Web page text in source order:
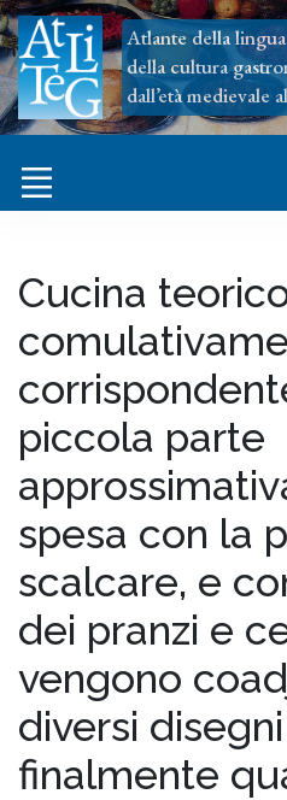
Atlante della
della cultura
dall’età medievale
Cucina
piccola parte
spesa con la
scalcare, e
dei pranzi e
vengono
diversi
finalmente